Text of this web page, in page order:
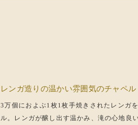
レンガ造りの温かい雰囲気のチャペル
3万個におよぶ1枚1枚手焼きされたレンガ
ル。レンガが醸し出す温かみ、滝の心地良